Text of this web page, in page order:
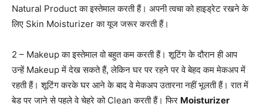
Natural Product का इस्तेमाल करती हैं। अपनी त्वचा को हाइड्रेट रखने के
लिए Skin Moisturizer का यूज जरूर करती हैं।
2 – Makeup का इस्तेमाल वो बहुत कम करती हैं। शूटिंग के दौरान ही आप
उन्हें Makeup में देख सकते हैं, लेकिन घर पर रहने पर वे बेहद कम मेकअप में
रहती हैं। शूटिंग करके घर आने के बाद वे मेकअप उतारना नहीं भूलती हैं। रात में
बेड पर जाने से पहले वे चेहरे को Clean करती हैं। फिर Moisturizer